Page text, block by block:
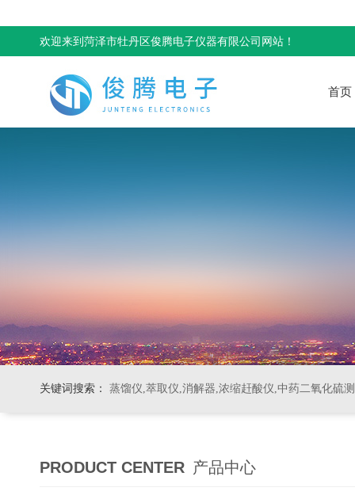
欢迎来到菏泽市牡丹区俊腾电子仪器有限公司网站！
首页
关键词搜索： 蒸馏仪,萃取仪,消解器,浓缩赶酸仪,中药二氧化硫
PRODUCT CENTER 产品中心